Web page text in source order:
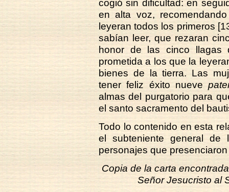
cogió sin dificultad: en
en alta voz,
leyeran todos los primeros
sabían leer, que rezaran
honor de las cinco llagas
prometida a los que la
bienes de la tierra. Las
tener feliz éxito nueve
almas del purgatorio para
el santo sacramento del
Todo lo contenido en esta
el subteniente general de
personajes que
Copia de la carta
Señor Jesucristo al